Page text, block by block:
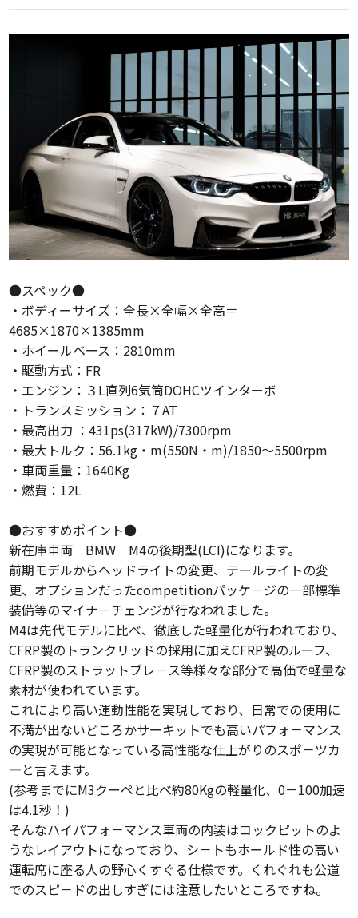
●スペック●
・ボディーサイズ：全長×全幅×全高＝
4685×1870×1385mm
・ホイールベース：2810mm
・駆動方式：FR
・エンジン：３L直列6気筒DOHCツインターボ
・トランスミッション：７AT
・最高出力 ：431ps(317kW)/7300rpm
・最大トルク：56.1kg・m(550N・m)/1850～5500rpm
・車両重量：1640Kg
・燃費：12L
●おすすめポイント●
新在庫車両 BMW M4の後期型(LCI)になります。
前期モデルからヘッドライトの変更、テールライトの変
更、オプションだったcompetitionパッケ－ジの一部標準
装備等のマイナ－チェンジが行なわれました。
M4は先代モデルに比べ、徹底した軽量化が行われており、
CFRP製のトランクリッドの採用に加えCFRP製のルーフ、
CFRP製のストラットブレ－ス等様々な部分で高価で軽量な
素材が使われています。
これにより高い運動性能を実現しており、日常での使用に
不満が出ないどころかサーキットでも高いパフォ－マンス
の実現が可能となっている高性能な仕上がりのスポ－ツカ
―と言えます。
(参考までにM3クーペと比べ約80Kgの軽量化、0－100加速
は4.1秒！)
そんなハイパフォ－マンス車両の内装はコックピットのよ
うなレイアウトになっており、シ－トもホールド性の高い
運転席に座る人の野心くすぐる仕様です。くれぐれも公道
でのスピ－ドの出しすぎには注意したいところですね。